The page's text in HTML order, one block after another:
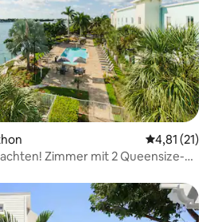
4,81 (21)
Zimmer mit 2 Queensize-